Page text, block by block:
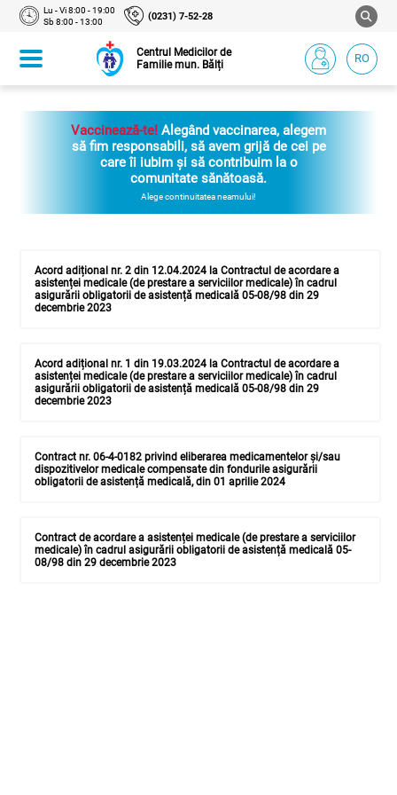
Lu - Vi 8:00 - 19:00
Sb 8:00 - 13:00
(0231) 7-52-28
Centrul Medicilor de
Familie mun. Bălți
RO
Vaccinează-te! Alegând vaccinarea, alegem
să fim responsabili, să avem grijă de cei pe
care îi iubim și să contribuim la o
comunitate sănătoasă.
Alege continuitatea neamului!
Acord adițional nr. 2 din 12.04.2024 la Contractul de acordare a
asistenței medicale (de prestare a serviciilor medicale) în cadrul
asigurării obligatorii de asistență medicală 05-08/98 din 29
decembrie 2023
Acord adițional nr. 1 din 19.03.2024 la Contractul de acordare a
asistenței medicale (de prestare a serviciilor medicale) în cadrul
asigurării obligatorii de asistență medicală 05-08/98 din 29
decembrie 2023
Contract nr. 06-4-0182 privind eliberarea medicamentelor și/sau
dispozitivelor medicale compensate din fondurile asigurării
obligatorii de asistență medicală, din 01 aprilie 2024
Contract de acordare a asistenței medicale (de prestare a serviciilor
medicale) în cadrul asigurării obligatorii de asistență medicală 05-
08/98 din 29 decembrie 2023